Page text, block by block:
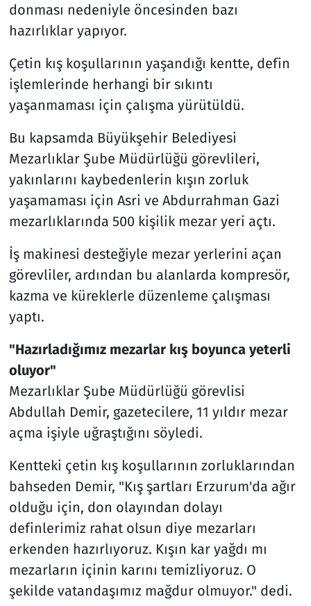
donması nedeniyle öncesinden bazı
hazırlıklar yapıyor.
Çetin kış koşullarının yaşandığı kentte, defin
işlemlerinde herhangi bir sıkıntı
yaşanmaması için çalışma yürütüldü.
Bu kapsamda Büyükşehir Belediyesi
Mezarlıklar Şube Müdürlüğü görevlileri,
yakınlarını kaybedenlerin kışın zorluk
yaşamaması için Asri ve Abdurrahman Gazi
mezarlıklarında 500 kişilik mezar yeri açtı.
İş makinesi desteğiyle mezar yerlerini açan
görevliler, ardından bu alanlarda kompresör,
kazma ve küreklerle düzenleme çalışması
yaptı.
"Hazırladığımız mezarlar kış boyunca yeterli
oluyor"
Mezarlıklar Şube Müdürlüğü görevlisi
Abdullah Demir, gazetecilere, 11 yıldır mezar
açma işiyle uğraştığını söyledi.
Kentteki çetin kış koşullarının zorluklarından
bahseden Demir, "Kış şartları Erzurum'da ağır
olduğu için, don olayından dolayı
definlerimiz rahat olsun diye mezarları
erkenden hazırlıyoruz. Kışın kar yağdı mı
mezarların içinin karını temizliyoruz. O
şekilde vatandaşımız mağdur olmuyor." dedi.
Teknoloji ve Bilim
Televizyon